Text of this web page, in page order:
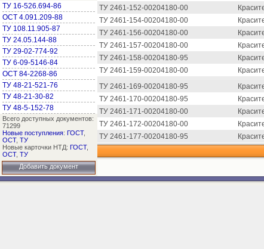
ТУ 16-526.694-86
ОСТ 4.091.209-88
ТУ 108.11.905-87
ТУ 24.05.144-88
ТУ 29-02-774-92
ТУ 6-09-5146-84
ОСТ 84-2268-86
ТУ 48-21-521-76
ТУ 48-21-30-82
ТУ 48-5-152-78
Всего доступных документов:
71299
Новые поступления: ГОСТ,
ОСТ, ТУ
Новые карточки НТД: ГОСТ,
ОСТ, ТУ
Добавить документ
ТУ 2461-152-00204180-00
ТУ 2461-154-00204180-00
ТУ 2461-156-00204180-00
ТУ 2461-157-00204180-00
ТУ 2461-158-00204180-95
ТУ 2461-159-00204180-00
ТУ 2461-169-00204180-95
ТУ 2461-170-00204180-95
ТУ 2461-171-00204180-00
ТУ 2461-172-00204180-00
ТУ 2461-177-00204180-95